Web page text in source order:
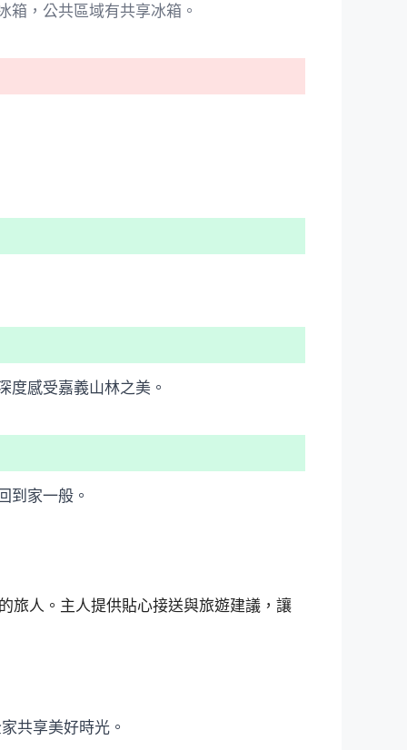
箱，公共區域有共享冰箱。
度感受嘉義山林之美。
到家一般。
旅人。主人提供貼心接送與旅遊建議，讓
共享美好時光。